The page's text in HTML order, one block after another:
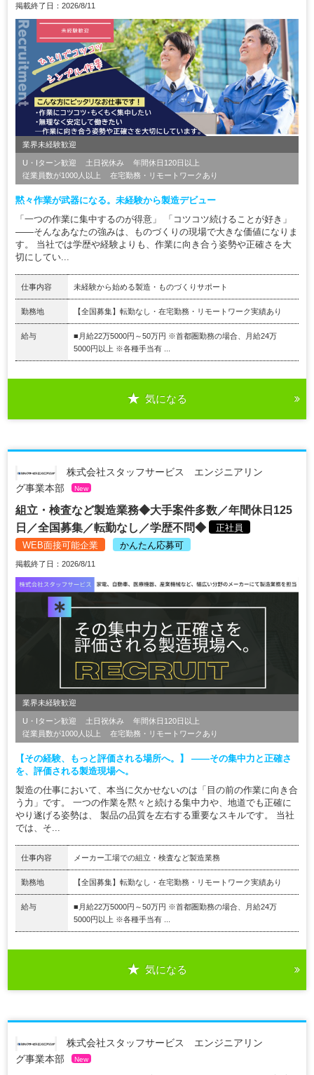
掲載終了日：2026/8/11
業界未経験歓迎
U・Iターン歓迎 土日祝休み
年間休日120日以上
従業員数が1000人以上
在宅勤務・リモートワークあり
黙々作業が武器になる。未経験から製造デビュー
「一つの作業に集中するのが得意」 「コツコツ続けることが好き」
――そんなあなたの強みは、ものづくりの現場で大きな価値になりま
す。 当社では学歴や経験よりも、作業に向き合う姿勢や正確さを大
切にしてい...
仕事内容 未経験から始める製造・ものづくりサポート
勤務地 【全国募集】転勤なし・在宅勤務・リモートワーク実績あり
給与
■月給22万5000円～50万円 ※首都圏勤務の場合、月給24万
5000円以上 ※各種手当有 ...
気になる
株式会社スタッフサービス エンジニアリン
グ事業本部
New
組立・検査など製造業務◆大手案件多数／年間休日125
日／全国募集／転勤なし／学歴不問◆
正社員
WEB面接可能企業
かんたん応募可
掲載終了日：2026/8/11
業界未経験歓迎
U・Iターン歓迎 土日祝休み
年間休日120日以上
従業員数が1000人以上
在宅勤務・リモートワークあり
【その経験、もっと評価される場所へ。】 ――その集中力と正確さ
を、評価される製造現場へ。
製造の仕事において、本当に欠かせないのは「目の前の作業に向き合
う力」です。 一つの作業を黙々と続ける集中力や、地道でも正確に
やり遂げる姿勢は、 製品の品質を左右する重要なスキルです。 当社
では、そ...
仕事内容 メーカー工場での組立・検査など製造業務
勤務地 【全国募集】転勤なし・在宅勤務・リモートワーク実績あり
給与
■月給22万5000円～50万円 ※首都圏勤務の場合、月給24万
5000円以上 ※各種手当有 ...
気になる
株式会社スタッフサービス エンジニアリン
グ事業本部
New